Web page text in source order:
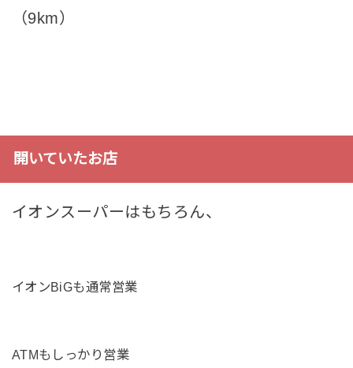
（9km）
開いていたお店
イオンスーパーはもちろん、
イオンBiGも通常営業
ATMもしっかり営業